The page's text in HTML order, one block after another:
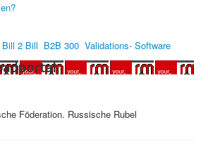
Bill 2 Bill B2B 300 Validations- Software
Föderation. Russische Rubel